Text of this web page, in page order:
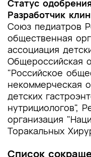
1.3
(группы
1.4 Особенности
состояния
состояний) по
статистической
проблем,
1.5
(группы
1.6 Клиническая
состояния
Статус
Разработчик
Союз педиатров
общественная
ассоциация
Общероссийская
"Российское
некоммерческая
детских
нутрициологов",
организация
Торакальных
Список